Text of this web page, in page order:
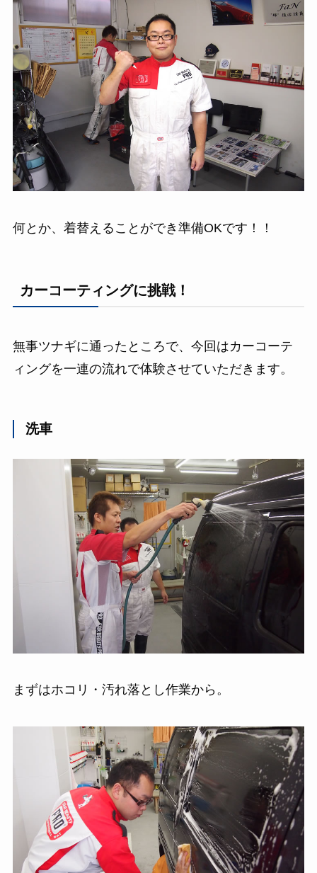
何とか、着替えることができ準備OKです！！
カーコーティングに挑戦！
無事ツナギに通ったところで、今回はカーコーテ
ィングを一連の流れで体験させていただきます。
洗車
まずはホコリ・汚れ落とし作業から。